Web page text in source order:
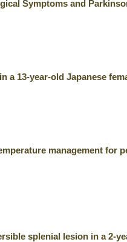
Symptoms and
13-year-old Japanese
management for
splenial lesion in a 2-